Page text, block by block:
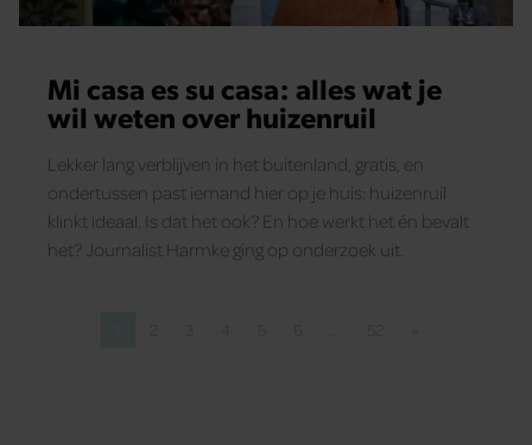
Mi casa es su casa: alles wat je
wil weten over huizenruil
Lekker lang verblijven in het buitenland, gratis, en
ondertussen past iemand hier op je huis: huizenruil
klinkt ideaal. Is dat het ook? En hoe werkt het én bevalt
het? Journalist Harmke ging op onderzoek uit.